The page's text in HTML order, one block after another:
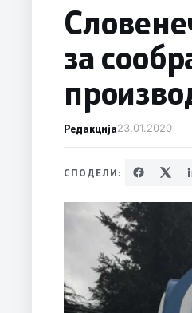
за
Редакција23.01.2020
СПОДЕЛИ: